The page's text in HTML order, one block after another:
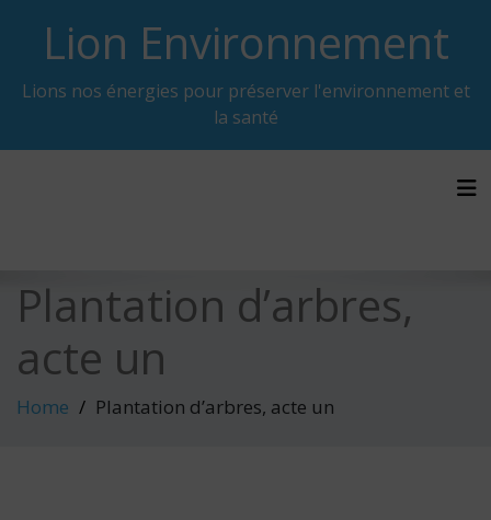
contentLion Environnement
Lions nos énergies pour préserver l'environnement et
la santé
Plantation d’arbres,
acte un
Home Plantation d’arbres, acte un